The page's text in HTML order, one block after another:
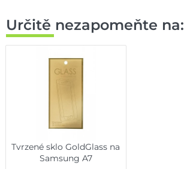
Určitě nezapomeňte na:
Tvrzené sklo GoldGlass na
Samsung A7